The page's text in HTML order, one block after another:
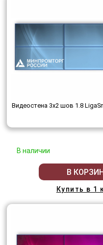
Видеостена 3x2 шов 1.8
В наличии
В
Купить в 1